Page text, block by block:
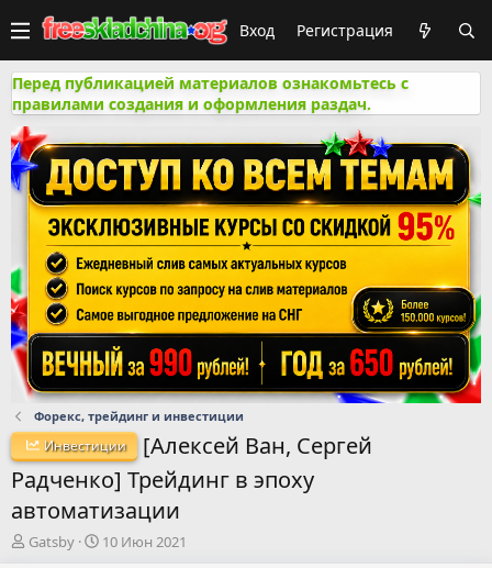
Вход Регистрация
Перед публикацией материалов ознакомьтесь с
правилами создания и оформления раздач.
Форекс, трейдинг и инвестиции
Инвестиции
[Алексей Ван, Сергей
Радченко] Трейдинг в эпоху
автоматизации
А
Gatsby
Д
10 Июн 2021